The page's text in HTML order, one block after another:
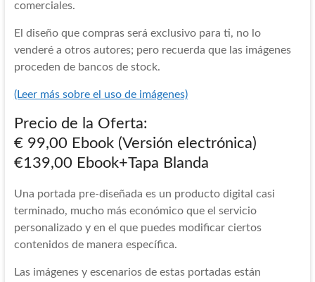
comerciales.
El diseño que compras será exclusivo para ti, no lo
venderé a otros autores; pero recuerda que las imágenes
proceden de bancos de stock.
(Leer más sobre el uso de imágenes)
Precio de la Oferta:
€ 99,00 Ebook (Versión electrónica)
€139,00 Ebook+Tapa Blanda
Una portada pre-diseñada es un producto digital casi
terminado, mucho más económico que el servicio
personalizado y en el que puedes modificar ciertos
contenidos de manera específica.
Las imágenes y escenarios de estas portadas están